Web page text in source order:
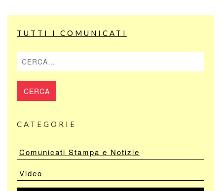
TUTTI I COMUNICATI
CATEGORIE
Comunicati Stampa e Notizie
Video